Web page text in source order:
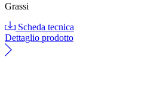
Grassi
Scheda tecnica
Dettaglio prodotto